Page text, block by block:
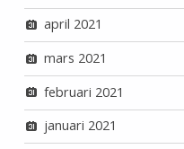
april 2021
mars 2021
februari 2021
januari 2021